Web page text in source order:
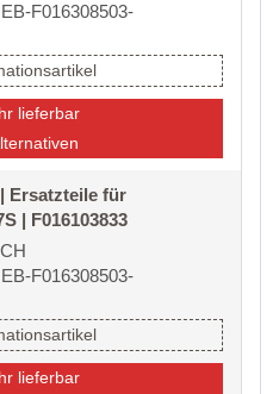
F016308503-
lieferbar
Ersatzteile für
| F016103833
F016308503-
lieferbar